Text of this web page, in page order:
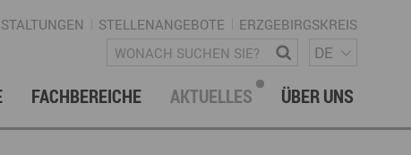
STELLENANGEBOTE ERZGEBIRGSKREIS
Wonach suchen Sie? DE
FACHBEREICHE AKTUELLES ÜBER UNS